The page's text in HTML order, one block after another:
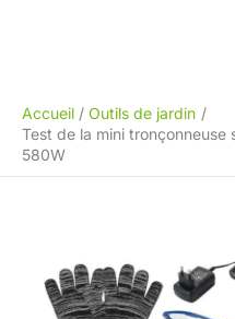
Accueil
Outils de jardin
Test de la mini tronçonneuse
580W